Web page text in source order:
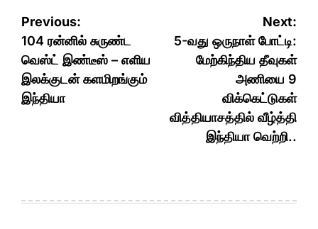
Post
navigation
Previous:
104 ரன்னில் சுருண்ட
வெஸ்ட் இண்டீஸ் – எளிய
இலக்குடன் களமிறங்கும்
இந்தியா
Next:
5-வது ஒருநாள் போட்டி:
மேற்கிந்திய தீவுகள்
அணியை 9
விக்கெட்டுகள்
வித்தியாசத்தில் வீழ்த்தி
இந்தியா வெற்றி..